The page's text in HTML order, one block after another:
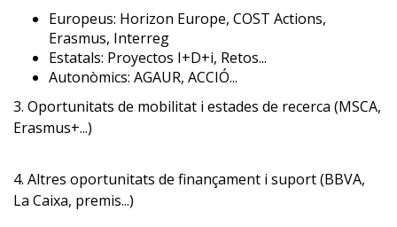
Europeus: Horizon Europe, COST Actions,
Erasmus, Interreg
Estatals: Proyectos I+D+i, Retos...
Autonòmics: AGAUR, ACCIÓ...
3. Oportunitats de mobilitat i estades de recerca (MSCA,
Erasmus+...)
4. Altres oportunitats de finançament i suport (BBVA,
La Caixa, premis...)